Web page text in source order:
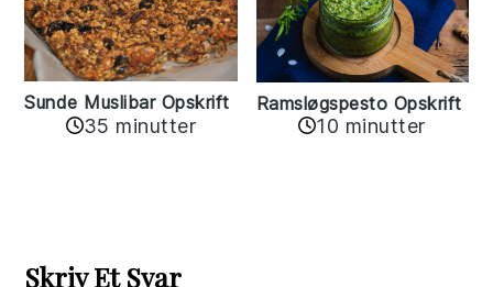
Sunde Muslibar Opskrift
35 minutter
Ramsløgspesto Opskrift
10 minutter
Interactions
Skriv Et Svar